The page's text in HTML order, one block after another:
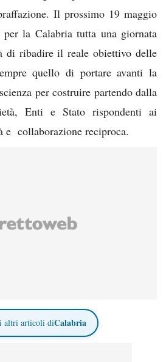
Il prossimo 19 maggio
la Calabria tutta una giornata
di ribadire il reale obiettivo delle
quello di portare avanti la
per costruire partendo dalla
Enti e Stato rispondenti ai
collaborazione reciproca.
altri articoli diCalabria